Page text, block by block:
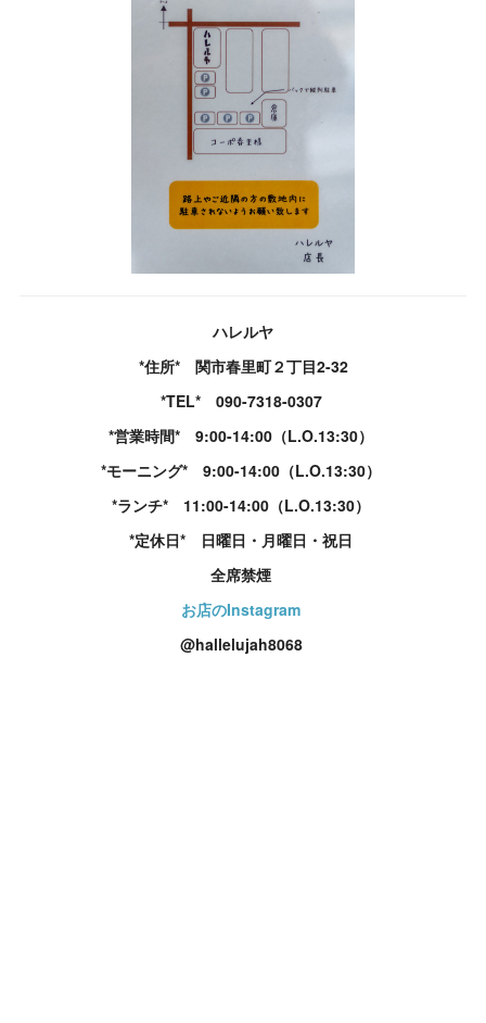
ハレルヤ
*住所* 関市春里町２丁目2-32
*TEL* 090-7318-0307
*営業時間* 9:00-14:00（L.O.13:30）
*モーニング* 9:00-14:00（L.O.13:30）
*ランチ* 11:00-14:00（L.O.13:30）
*定休日* 日曜日・月曜日・祝日
全席禁煙
お店のInstagram
@hallelujah8068